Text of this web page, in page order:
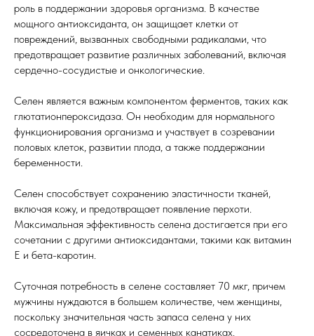
роль в поддержании здоровья организма. В качестве
мощного антиоксиданта, он защищает клетки от
повреждений, вызванных свободными радикалами, что
предотвращает развитие различных заболеваний, включая
сердечно-сосудистые и онкологические.
Селен является важным компонентом ферментов, таких как
глютатионпероксидаза. Он необходим для нормального
функционирования организма и участвует в созревании
половых клеток, развитии плода, а также поддержании
беременности.
Селен способствует сохранению эластичности тканей,
включая кожу, и предотвращает появление перхоти.
Максимальная эффективность селена достигается при его
сочетании с другими антиоксидантами, такими как витамин
Е и бета-каротин.
Суточная потребность в селене составляет 70 мкг, причем
мужчины нуждаются в большем количестве, чем женщины,
поскольку значительная часть запаса селена у них
сосредоточена в яичках и семенных канатиках.